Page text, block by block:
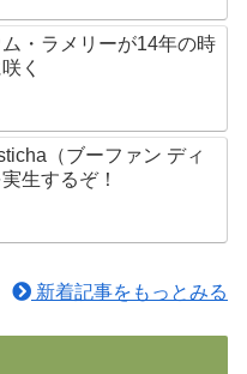
・ラメリーが14年の時
く
（ブーファン ディ
生するぞ！
新着記事をもっとみる